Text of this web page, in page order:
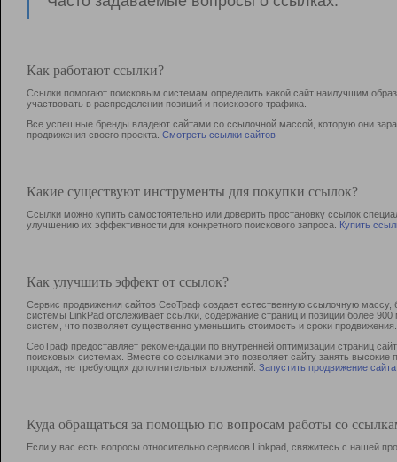
Как работают ссылки?
Ссылки помогают поисковым системам определить какой сайт наилучшим
участвовать в раcпределении позиций и поискового трафика.
Все успешные бренды владеют сайтами со ссылочной массой, которую они
продвижения своего проекта. Смотреть ссылки сайтов
Какие существуют инструменты для покупки ссылок?
Ссылки можно купить самостоятельно или доверить простановку ссылок
улучшению их эффективности для конкретного поискового запроса. Купить
Как улучшить эффект от ссылок?
Сервис продвижения сайтов СеоТраф создает естественную ссылочную
системы LinkPad отслеживает ссылки, содержание страниц и позиции более
систем, что позволяет существенно уменьшить стоимость и сроки продвижения.
СеоТраф предоставляет рекомендации по внутренней оптимизации страниц
поисковых системах. Вместе со ссылками это позволяет сайту занять
продаж, не требующих дополнительных вложений. Запустить продвижение сайта
Куда обращаться за помощью по вопросам работы со
Если у вас есть вопросы относительно сервисов Linkpad, свяжитесь с нашей